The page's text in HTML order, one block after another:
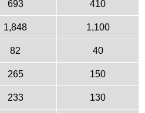
693 410
1,848 1,100
82 40
265 150
233 130